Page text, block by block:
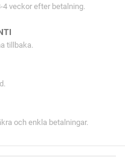
veckor efter betalning.
tillbaka.
och enkla betalningar.